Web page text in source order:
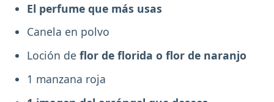
El perfume que más usas
Canela en polvo
Loción de flor de florida o flor de naranjo
1 manzana roja